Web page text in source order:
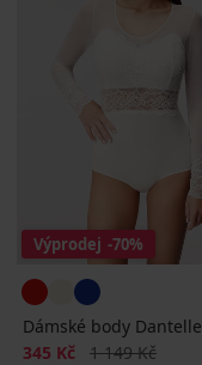
Výprodej -70%
Dámské body Dantelle
Sleva
345 Kč Původní cena
1 149 Kč